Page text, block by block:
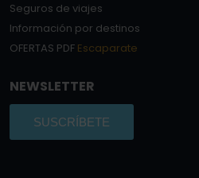
Seguros de viajes
Información por destinos
OFERTAS PDF Escaparate
NEWSLETTER
SUSCRÍBETE